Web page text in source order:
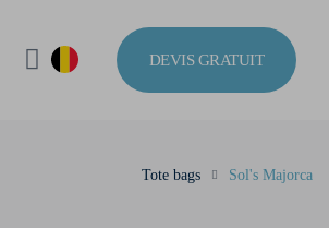
DEVIS GRATUIT
Tote bags Sol's Majorca